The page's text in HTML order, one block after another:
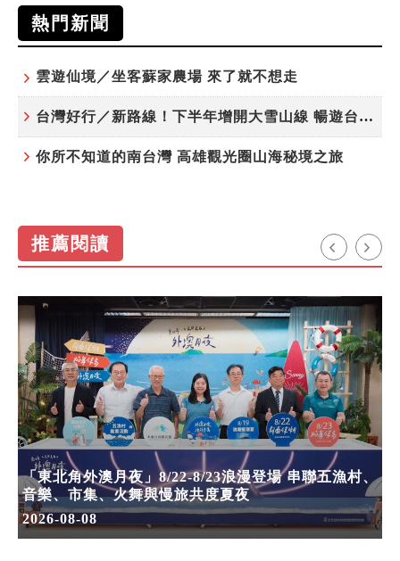
熱門新聞
雲遊仙境／坐客蘇家農場 來了就不想走
台灣好行／新路線！下半年增開大雪山線 暢遊台中更便利
你所不知道的南台灣 高雄觀光圈山海秘境之旅
推薦閱讀
「東北角外澳月夜」8/22-8/23浪漫登場 串聯五漁村、
音樂、市集、火舞與慢旅共度夏夜
2026-08-08